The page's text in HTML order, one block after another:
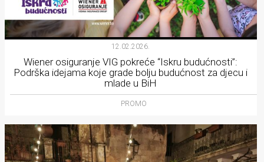
12.02.2026.
Wiener osiguranje VIG pokreće “Iskru budućnosti”:
Podrška idejama koje grade bolju budućnost za djecu i
mlade u BiH
PROMO